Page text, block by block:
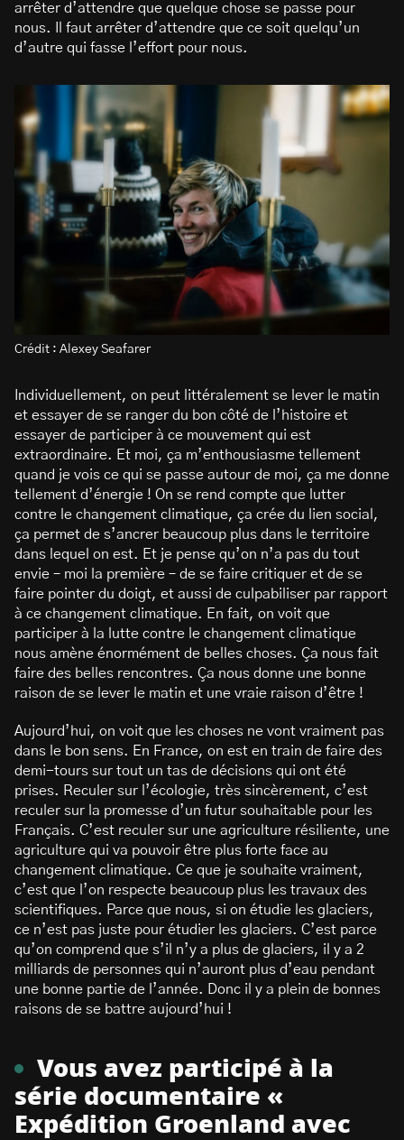
arrêter d’attendre que quelque chose se passe pour
nous. Il faut arrêter d’attendre que ce soit quelqu’un
d’autre qui fasse l’effort pour nous.
Crédit : Alexey Seafarer
Individuellement, on peut littéralement se lever le matin
et essayer de se ranger du bon côté de l’histoire et
essayer de participer à ce mouvement qui est
extraordinaire. Et moi, ça m’enthousiasme tellement
quand je vois ce qui se passe autour de moi, ça me donne
tellement d’énergie ! On se rend compte que lutter
contre le changement climatique, ça crée du lien social,
ça permet de s’ancrer beaucoup plus dans le territoire
dans lequel on est. Et je pense qu’on n’a pas du tout
envie – moi la première – de se faire critiquer et de se
faire pointer du doigt, et aussi de culpabiliser par rapport
à ce changement climatique. En fait, on voit que
participer à la lutte contre le changement climatique
nous amène énormément de belles choses. Ça nous fait
faire des belles rencontres. Ça nous donne une bonne
raison de se lever le matin et une vraie raison d’être !
Aujourd’hui, on voit que les choses ne vont vraiment pas
dans le bon sens. En France, on est en train de faire des
demi-tours sur tout un tas de décisions qui ont été
prises. Reculer sur l’écologie, très sincèrement, c’est
reculer sur la promesse d’un futur souhaitable pour les
Français. C’est reculer sur une agriculture résiliente, une
agriculture qui va pouvoir être plus forte face au
changement climatique. Ce que je souhaite vraiment,
c’est que l’on respecte beaucoup plus les travaux des
scientifiques. Parce que nous, si on étudie les glaciers,
ce n’est pas juste pour étudier les glaciers. C’est parce
qu’on comprend que s’il n’y a plus de glaciers, il y a 2
milliards de personnes qui n’auront plus d’eau pendant
une bonne partie de l’année. Donc il y a plein de bonnes
raisons de se battre aujourd’hui !
Vous avez participé à la
série documentaire «
Expédition Groenland avec